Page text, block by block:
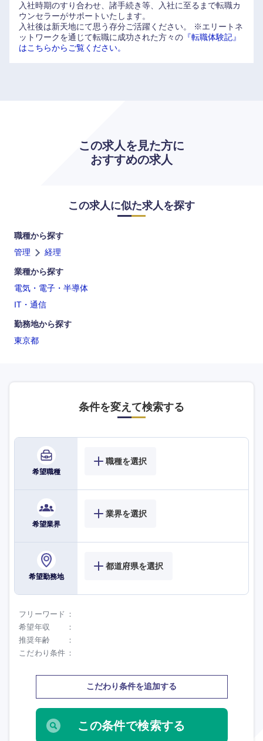
入社時期のすり合わせ、諸手続き等、入社に至るまで転職カ
ウンセラーがサポートいたします。
入社後は新天地にて思う存分ご活躍ください。
※エリートネ
ットワークを通じて転職に成功された方々の 『転職体験記』
はこちらからご覧ください。
この求人を見た方に
おすすめの求人
この求人に似た求人を探す
職種から探す
管理
経理
業種から探す
電気・電子・半導体
IT・通信
勤務地から探す
東京都
条件を変えて検索する
希望職種
職種を選択
希望業界
業界を選択
希望勤務地
都道府県を選択
フリーワード
希望年収
推奨年齢
こだわり条件
こだわり条件を追加する
九州・沖縄
大分県
鹿児島県